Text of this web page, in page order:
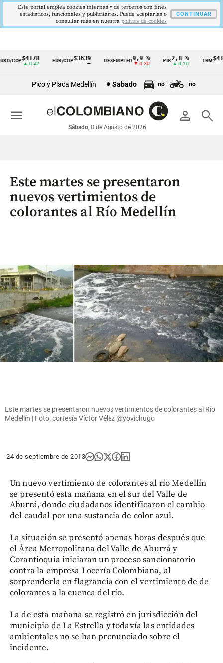
Cintillo
económicos
Colombia
COP$4178
▲ 0.42
EUR/COP$3639 DESEMPLEO 9,9 %
▼ 0.30
PIB2,8 %
▲ 0.10
TRM
Pico y Placa Medellín Sabado no no
person search
Sábado, 8 de Agosto de 2026
menu
Este martes se presentaron
nuevos vertimientos de
colorantes al Río Medellín
Este martes se presentaron nuevos vertimientos de colorantes al Río
Medellín | Foto: cortesía Víctor Vélez @yovichugo
24 de septiembre de 2013
Un nuevo vertimiento de colorantes al río Medellín
se presentó esta mañana en el sur del Valle de
Aburrá, donde ciudadanos identificaron el cambio
del caudal por una sustancia de color azul.
La situación se presentó apenas horas después que
el Área Metropolitana del Valle de Aburrá y
Corantioquia iniciaran un proceso sancionatorio
contra la empresa Locería Colombiana, al
sorprenderla en flagrancia con el vertimiento de de
colorantes a la cuenca del río.
La de esta mañana se registró en jurisdicción del
municipio de La Estrella y todavía las entidades
ambientales no se han pronunciado sobre el
incidente.
Este portal emplea cookies internas y de terceros con fines
estadísticos, funcionales y publicitarios. Puede aceptarlas o
consultar más en nuestra politica de cookies
CONTINUAR